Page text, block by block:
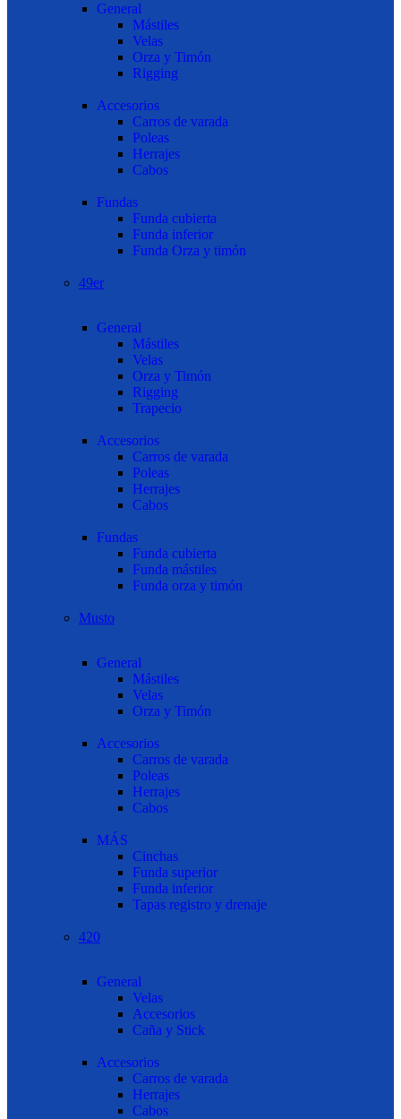
General
Mástiles
Velas
Orza y Timón
Rigging
Accesorios
Carros de varada
Poleas
Herrajes
Cabos
Fundas
Funda cubierta
Funda inferior
Funda Orza y timón
49er
General
Mástiles
Velas
Orza y Timón
Rigging
Trapecio
Accesorios
Carros de varada
Poleas
Herrajes
Cabos
Fundas
Funda cubierta
Funda mástiles
Funda orza y timón
Musto
General
Mástiles
Velas
Orza y Timón
Accesorios
Carros de varada
Poleas
Herrajes
Cabos
MÁS
Cinchas
Funda superior
Funda inferior
Tapas registro y drenaje
420
General
Velas
Accesorios
Caña y Stick
Accesorios
Carros de varada
Herrajes
Cabos